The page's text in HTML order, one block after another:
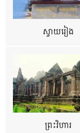
ស្វាយរៀង
ព្រះវិហារ